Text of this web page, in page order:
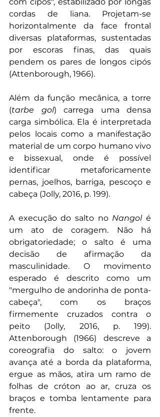
cordas de liana. Projetam-se
horizontalmente da face frontal
diversas plataformas, sustentadas
por escoras finas, das quais
pendem os pares de longos cipós
(Attenborough, 1966).
Além da função mecânica, a torre
(tarbe gol) carrega uma densa
carga simbólica. Ela é interpretada
pelos locais como a manifestação
material de um corpo humano vivo
e bissexual, onde é possível
identificar metaforicamente
pernas, joelhos, barriga, pescoço e
cabeça (Jolly, 2016, p. 199).
A execução do salto no Nangol é
um ato de coragem. Não há
obrigatoriedade; o salto é uma
decisão de afirmação da
masculinidade. O movimento
esperado é descrito como um
"mergulho de andorinha de ponta-
cabeça", com os braços
firmemente cruzados contra o
peito (Jolly, 2016, p. 199).
Attenborough (1966) descreve a
coreografia do salto: o jovem
avança até a borda da plataforma,
ergue as mãos, atira um ramo de
folhas de cróton ao ar, cruza os
braços e tomba lentamente para
frente.